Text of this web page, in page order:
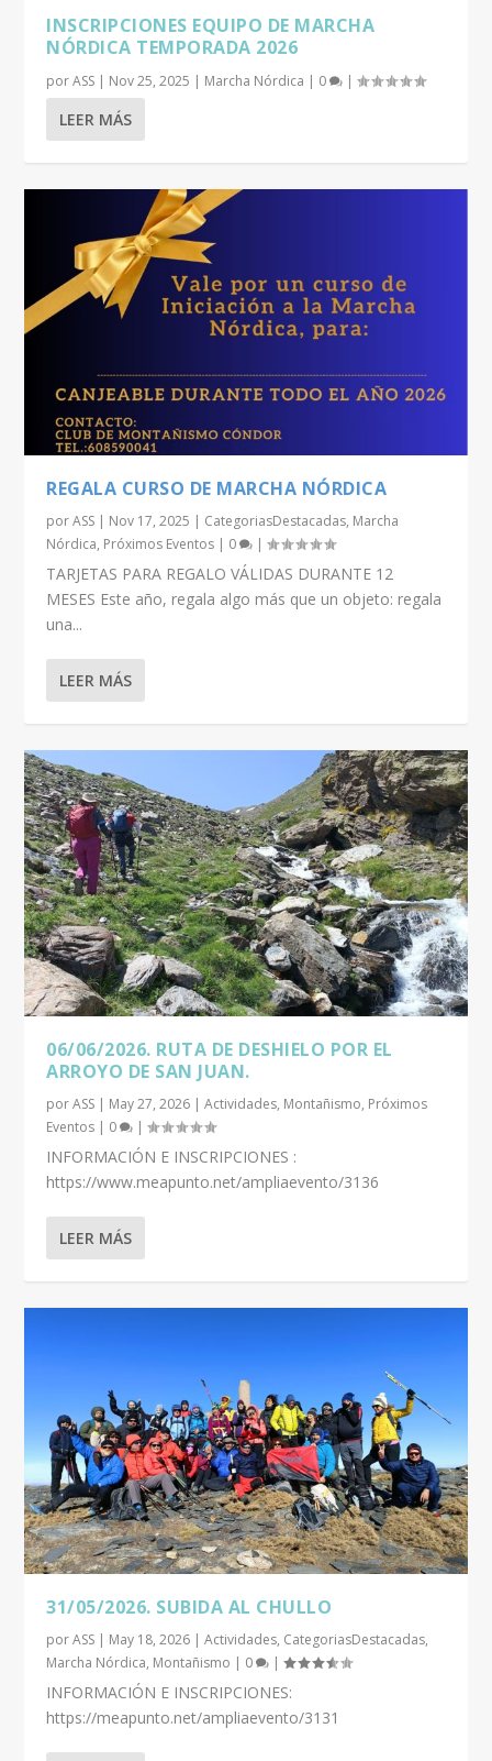
INSCRIPCIONES EQUIPO DE MARCHA
NÓRDICA TEMPORADA 2026
porASS | Nov 25, 2025 | Marcha Nórdica | 0 |
LEER MÁS
REGALA CURSO DE MARCHA NÓRDICA
porASS | Nov 17, 2025 | CategoriasDestacadas, Marcha
Nórdica, Próximos Eventos | 0 |
TARJETAS PARA REGALO VÁLIDAS DURANTE 12
MESES Este año, regala algo más que un objeto: regala
una...
LEER MÁS
06/06/2026. RUTA DE DESHIELO POR EL
ARROYO DE SAN JUAN.
porASS | May 27, 2026 |Actividades, Montañismo, Próximos
Eventos | 0 |
INFORMACIÓN E INSCRIPCIONES :
https://www.meapunto.net/ampliaevento/3136
LEER MÁS
31/05/2026. SUBIDA AL CHULLO
porASS | May 18, 2026 |Actividades, CategoriasDestacadas,
Marcha Nórdica, Montañismo | 0 |
INFORMACIÓN E INSCRIPCIONES:
https://meapunto.net/ampliaevento/3131